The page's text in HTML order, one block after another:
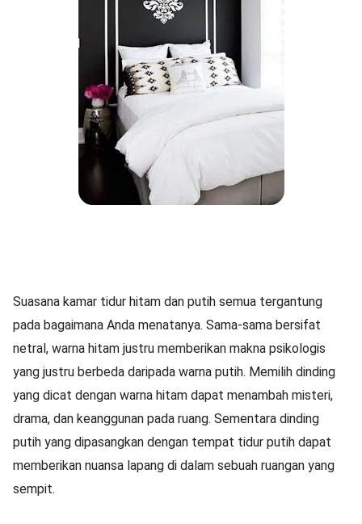
Suasana kamar tidur hitam dan putih semua tergantung
pada bagaimana Anda menatanya. Sama-sama bersifat
netral, warna hitam justru memberikan makna psikologis
yang justru berbeda daripada warna putih. Memilih dinding
yang dicat dengan warna hitam dapat menambah misteri,
drama, dan keanggunan pada ruang. Sementara dinding
putih yang dipasangkan dengan tempat tidur putih dapat
memberikan nuansa lapang di dalam sebuah ruangan yang
sempit.